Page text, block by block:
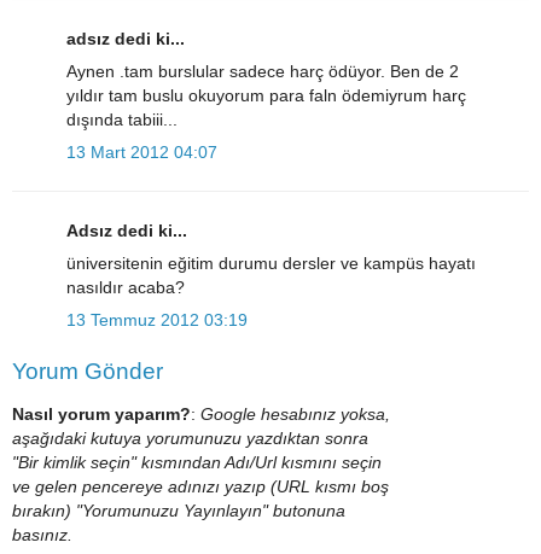
adsız dedi ki...
Aynen .tam burslular sadece harç ödüyor. Ben de 2
yıldır tam buslu okuyorum para faln ödemiyrum harç
dışında tabiii...
13 Mart 2012 04:07
Adsız dedi ki...
üniversitenin eğitim durumu dersler ve kampüs hayatı
nasıldır acaba?
13 Temmuz 2012 03:19
Yorum Gönder
Nasıl yorum yaparım?: Google hesabınız yoksa,
aşağıdaki kutuya yorumunuzu yazdıktan sonra
"Bir kimlik seçin" kısmından Adı/Url kısmını seçin
ve gelen pencereye adınızı yazıp (URL kısmı boş
bırakın) "Yorumunuzu Yayınlayın" butonuna
basınız.